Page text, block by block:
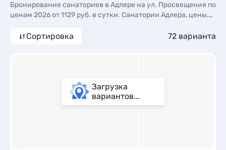
Бронирование санаториев в Адлере на ул. Просвещения по
ценам 2026 от 1129 руб. в сутки. Санатории Адлера, цены,
Сортировка 72 варианта
Загрузка
вариантов...